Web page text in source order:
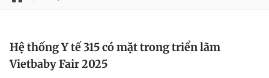
QUẢNG CÁO
Thông tin tài khoản
Đổi mật khẩu
Hệ thống Y tế 315 có mặt trong triển lãm
Vietbaby Fair 2025